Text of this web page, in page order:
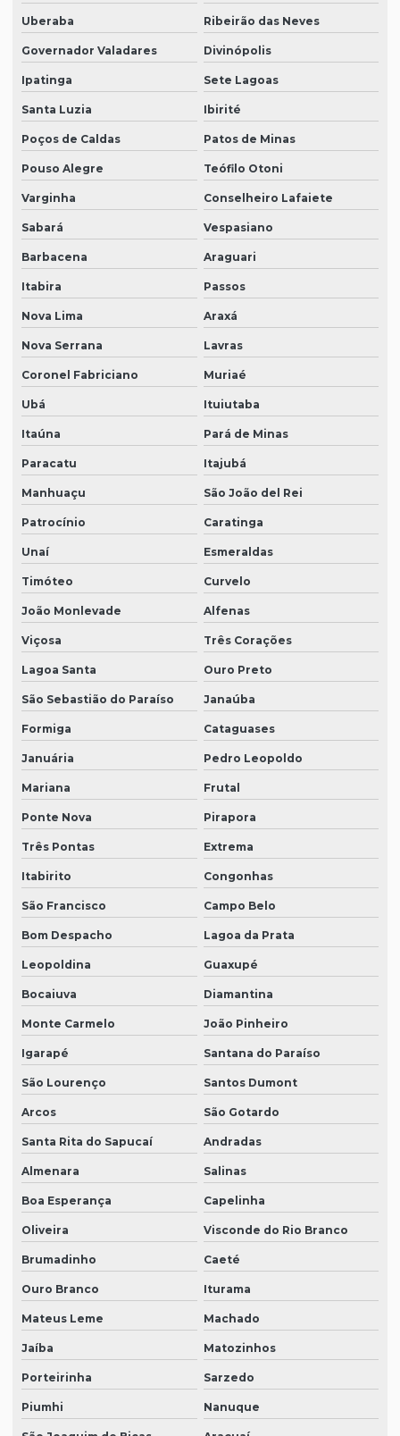
Uberaba Ribeirão das Neves
Governador Valadares Divinópolis
Ipatinga Sete Lagoas
Santa Luzia Ibirité
Poços de Caldas Patos de Minas
Pouso Alegre Teófilo Otoni
Varginha Conselheiro Lafaiete
Sabará Vespasiano
Barbacena Araguari
Itabira Passos
Nova Lima Araxá
Nova Serrana Lavras
Coronel Fabriciano Muriaé
Ubá Ituiutaba
Itaúna Pará de Minas
Paracatu Itajubá
Manhuaçu São João del Rei
Patrocínio Caratinga
Unaí Esmeraldas
Timóteo Curvelo
João Monlevade Alfenas
Viçosa Três Corações
Lagoa Santa Ouro Preto
São Sebastião do Paraíso Janaúba
Formiga Cataguases
Januária Pedro Leopoldo
Mariana Frutal
Ponte Nova Pirapora
Três Pontas Extrema
Itabirito Congonhas
São Francisco Campo Belo
Bom Despacho Lagoa da Prata
Leopoldina Guaxupé
Bocaiuva Diamantina
Monte Carmelo João Pinheiro
Igarapé Santana do Paraíso
São Lourenço Santos Dumont
Arcos São Gotardo
Santa Rita do Sapucaí Andradas
Almenara Salinas
Boa Esperança Capelinha
Oliveira Visconde do Rio Branco
Brumadinho Caeté
Ouro Branco Iturama
Mateus Leme Machado
Jaíba Matozinhos
Porteirinha Sarzedo
Piumhi Nanuque